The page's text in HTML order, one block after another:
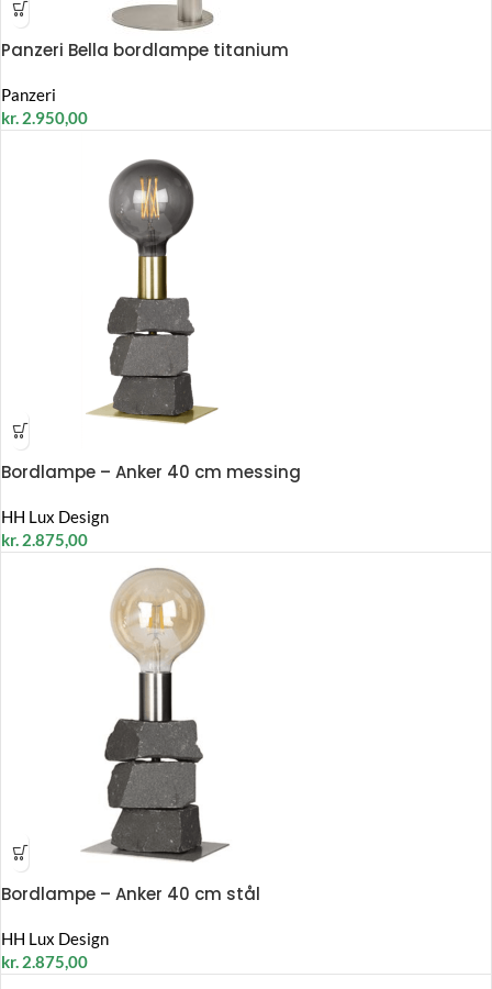
Panzeri Bella bordlampe titanium
Panzeri
kr. 2.950,00
Bordlampe – Anker 40 cm messing
HH Lux Design
kr. 2.875,00
Bordlampe – Anker 40 cm stål
HH Lux Design
kr. 2.875,00